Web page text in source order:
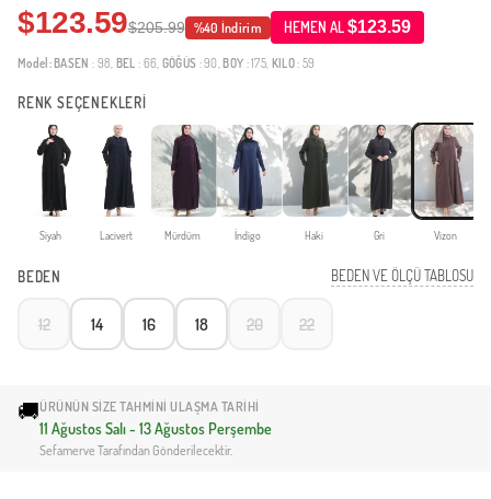
$123.59$205.99 %40 İndirim HEMEN AL$123.59
Model: BASEN : 98, BEL : 66, GÖĞÜS : 90, BOY : 175, KILO: 59
RENK SEÇENEKLERİ
Siyah Lacivert Mürdüm İndigo Haki Gri Vizon
BEDEN BEDEN VE ÖLÇÜ TABLOSU
12 14 16 18 20 22
🚚ÜRÜNÜN SIZE TAHMINI ULAŞMA TARIHI
11 Ağustos Salı - 13 Ağustos Perşembe
Sefamerve Tarafından Gönderilecektir.